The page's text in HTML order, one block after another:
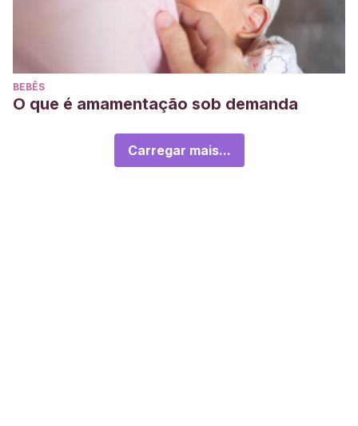
BEBÊS
O que é amamentação sob demanda
Carregar mais...